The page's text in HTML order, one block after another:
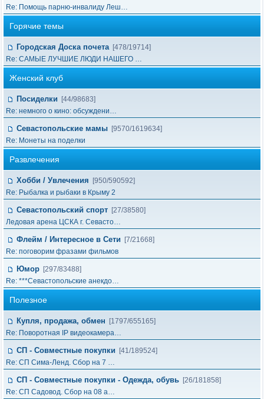
Re: Помощь парню-инвалиду Леш…
Горячие темы
Городская Доска почета [478/19714]
Re: САМЫЕ ЛУЧШИЕ ЛЮДИ НАШЕГО …
Женский клуб
Посиделки
[44/98683]
Re: немного о кино: обсуждени…
Севастопольские мамы [9570/1619634]
Re: Монеты на поделки
Развлечения
Хобби / Увлечения
[950/590592]
Re: Рыбалка и рыбаки в Крыму 2
Севастопольский спорт [27/38580]
Ледовая арена ЦСКА г. Севасто…
Флейм / Интересное в Cети
[7/21668]
Re: поговорим фразами фильмов
Юмор [297/83488]
Re: ***Севастопольские анекдо…
Полезное
Купля, продажа, обмен
[1797/655165]
Re: Поворотная IP видеокамера…
СП - Совместные покупки
[41/189524]
Re: СП Сима-Ленд. Сбор на 7 …
СП - Совместные покупки - Одежда, обувь [26/181858]
Re: СП Садовод. Сбор на 08 а…